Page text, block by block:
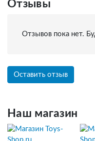
Отзывы
Отзывов пока нет.
Оставить отзыв
Наш магазин